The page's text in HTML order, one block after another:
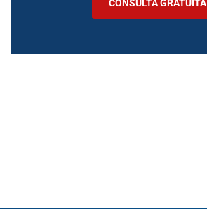
CONSULTA GRATUITA